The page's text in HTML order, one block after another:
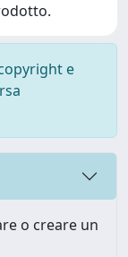
e
o creare un